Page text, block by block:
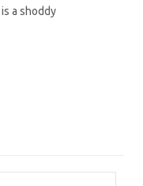
a shoddy